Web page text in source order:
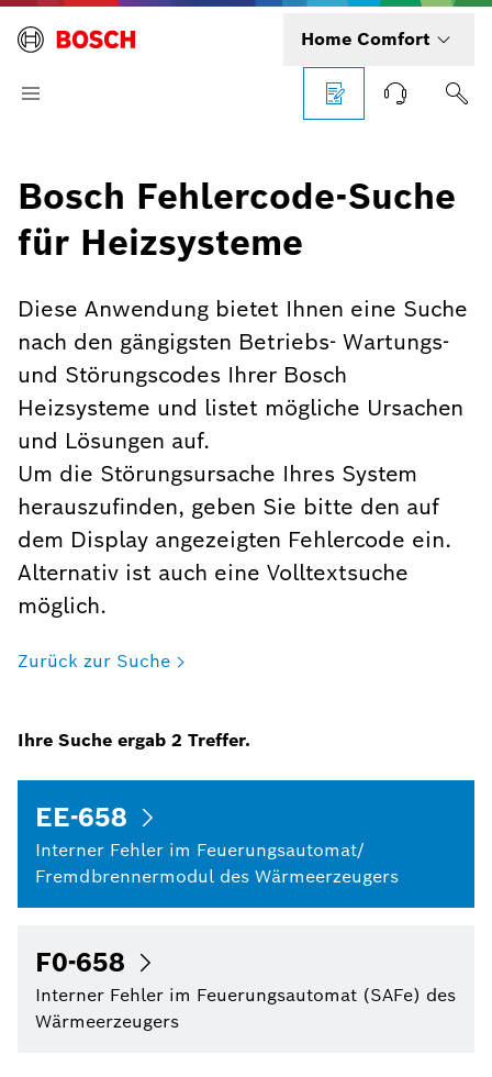
Home Comfort
Bosch Fehlercode-Suche
für Heizsysteme
Diese Anwendung bietet Ihnen eine Suche
nach den gängigsten Betriebs- Wartungs-
und Störungscodes Ihrer Bosch
Heizsysteme und listet mögliche Ursachen
und Lösungen auf.
Um die Störungsursache Ihres System
herauszufinden, geben Sie bitte den auf
dem Display angezeigten Fehlercode ein.
Alternativ ist auch eine Volltextsuche
möglich.
Zurück zur Suche
Ihre Suche ergab 2 Treffer.
EE-658
Interner Fehler im Feuerungsautomat/
Fremdbrennermodul des Wärmeerzeugers
F0-658
Interner Fehler im Feuerungsautomat (SAFe) des
Wärmeerzeugers